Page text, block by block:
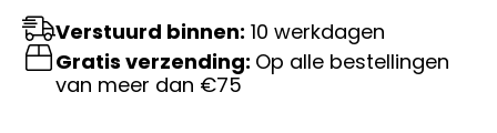
Verstuurd binnen: 10 werkdagen
Gratis verzending: Op alle bestellingen
van meer dan €75